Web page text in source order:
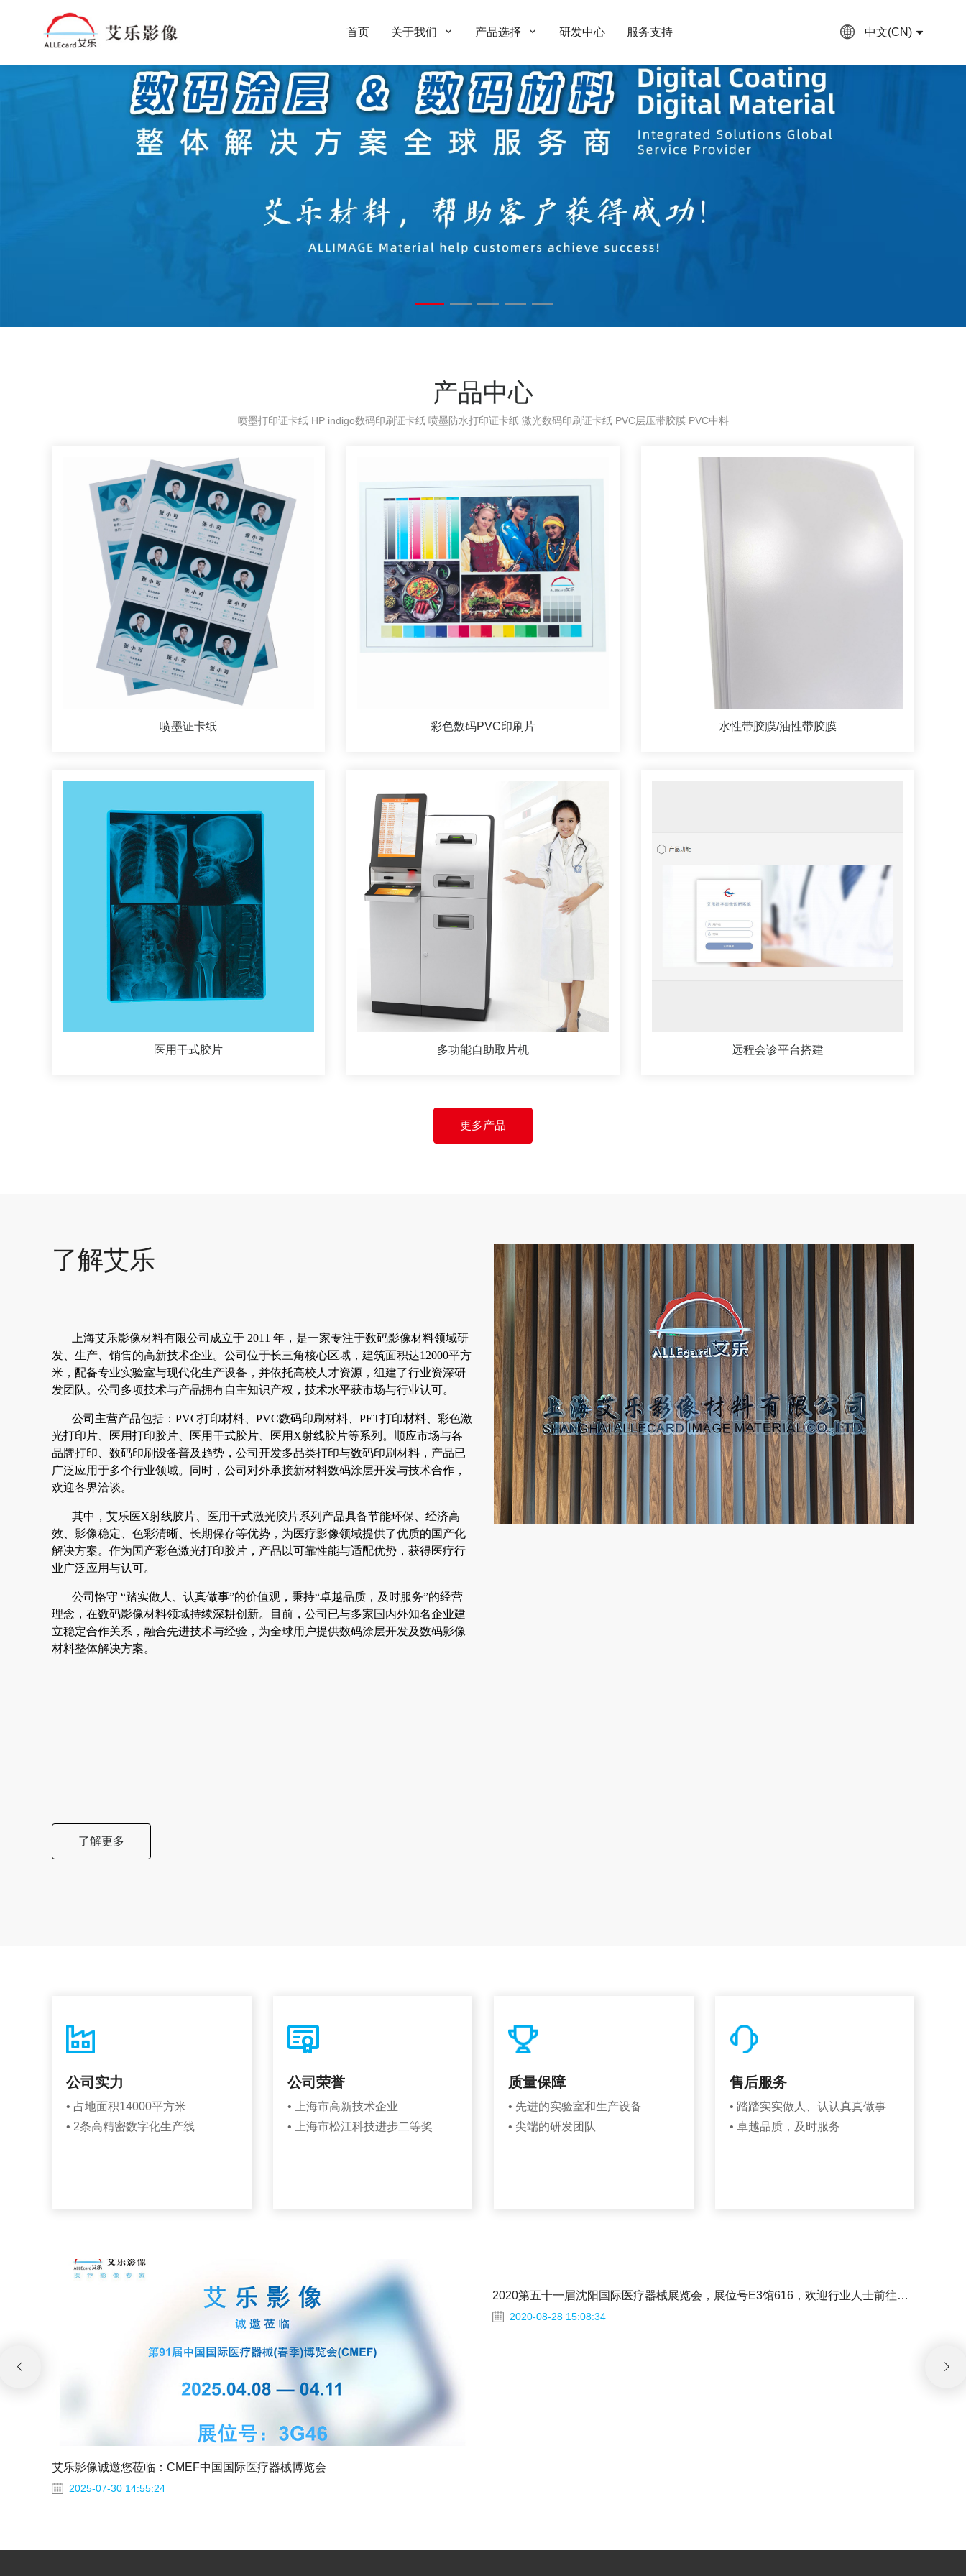
首页 关于我们 产品选择 研发中心 服务支持 中文(CN)
产品中心
喷墨打印证卡纸 HP indigo数码印刷证卡纸 喷墨防水打印证卡纸 激光数码印刷证卡纸 PVC层压带胶膜 PVC中料
喷墨证卡纸 彩色数码PVC印刷片 水性带胶膜/油性带胶膜
医用干式胶片 多功能自助取片机 远程会诊平台搭建
更多产品
了解艾乐
上海艾乐影像材料有限公司成立于 2011 年，是一家专注于数码影像材料领域研
发、生产、销售的高新技术企业。公司位于长三角核心区域，建筑面积达12000平方
米，配备专业实验室与现代化生产设备，并依托高校人才资源，组建了行业资深研
发团队。公司多项技术与产品拥有自主知识产权，技术水平获市场与行业认可。
公司主营产品包括：PVC打印材料、PVC数码印刷材料、PET打印材料、彩色激
光打印片、医用打印胶片、医用干式胶片、医用X射线胶片等系列。顺应市场与各
品牌打印、数码印刷设备普及趋势，公司开发多品类打印与数码印刷材料，产品已
广泛应用于多个行业领域。同时，公司对外承接新材料数码涂层开发与技术合作，
欢迎各界洽谈。
其中，艾乐医X射线胶片、医用干式激光胶片系列产品具备节能环保、经济高
效、影像稳定、色彩清晰、长期保存等优势，为医疗影像领域提供了优质的国产化
解决方案。作为国产彩色激光打印胶片，产品以可靠性能与适配优势，获得医疗行
业广泛应用与认可。
公司恪守 “踏实做人、认真做事”的价值观，秉持“卓越品质，及时服务”的经营
理念，在数码影像材料领域持续深耕创新。目前，公司已与多家国内外知名企业建
立稳定合作关系，融合先进技术与经验，为全球用户提供数码涂层开发及数码影像
材料整体解决方案。
了解更多
公司实力
• 占地面积14000平方米
• 2条高精密数字化生产线
公司荣誉
• 上海市高新技术企业
• 上海市松江科技进步二等奖
质量保障
• 先进的实验室和生产设备
• 尖端的研发团队
售后服务
• 踏踏实实做人、认认真真做事
• 卓越品质，及时服务
艾乐影像诚邀您莅临：CMEF中国国际医疗器械博览会
2025-07-30 14:55:24
2020第五十一届沈阳国际医疗器械展览会，展位号E3馆616，欢迎行业人士前往参观交流!
2020-08-28 15:08:34